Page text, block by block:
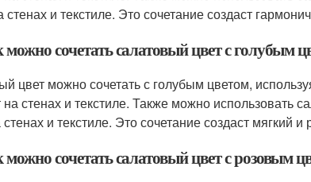
стенах и текстиле. Это сочетание создаст
сочетать салатовый цвет с голубым
цвет можно сочетать с голубым цветом,
стенах и текстиле. Также можно использовать
стенах и текстиле. Это сочетание создаст мягкий
сочетать салатовый цвет с розовым